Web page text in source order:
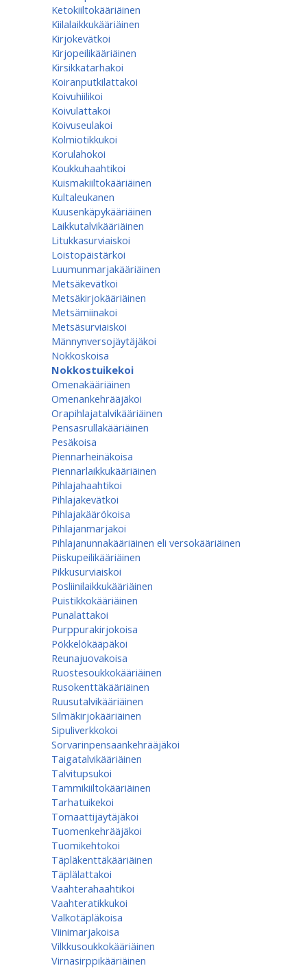
Ketokiiltokääriäinen
Kiilalaikkukääriäinen
Kirjokevätkoi
Kirjopeilikääriäinen
Kirsikkatarhakoi
Koiranputkilattakoi
Koivuhiilikoi
Koivulattakoi
Koivuseulakoi
Kolmiotikkukoi
Korulahokoi
Koukkuhaahtikoi
Kuismakiiltokääriäinen
Kultaleukanen
Kuusenkäpykääriäinen
Laikkutalvikääriäinen
Litukkasurviaiskoi
Loistopäistärkoi
Luumunmarjakääriäinen
Metsäkevätkoi
Metsäkirjokääriäinen
Metsämiinakoi
Metsäsurviaiskoi
Männynversojäytäjäkoi
Nokkoskoisa
Nokkostuikekoi
Omenakääriäinen
Omenan­kehrääjä­koi
Orapihlajatalvikääriäinen
Pensasrullakääriäinen
Pesäkoisa
Piennarheinäkoisa
Piennarlaikkukääriäinen
Pihlajahaahtikoi
Pihlajakevätkoi
Pihlajakäärökoisa
Pihlajanmarjakoi
Pihlajanunnakääriäinen eli versokääriäinen
Piiskupeilikääriäinen
Pikkusurviaiskoi
Posliinilaikkukääriäinen
Puistikkokääriäinen
Punalattakoi
Purppurakirjokoisa
Pökkelökääpäkoi
Reunajuovakoisa
Ruostesoukkokääriäinen
Rusokenttäkääriäinen
Ruusutalvikääriäinen
Silmäkirjokääriäinen
Sipuliverkkokoi
Sorvarinpensaankehrääjäkoi
Taigatalvikääriäinen
Talvitupsukoi
Tammikiiltokääriäinen
Tarhatuikekoi
Tomaattijäytäjäkoi
Tuomenkehrääjäkoi
Tuomikehtokoi
Täpläkenttäkääriäinen
Täplälattakoi
Vaahterahaahtikoi
Vaahteratikkukoi
Valkotäpläkoisa
Viinimarjakoisa
Vilkkusoukkokääriäinen
Virnasirppikääriäinen